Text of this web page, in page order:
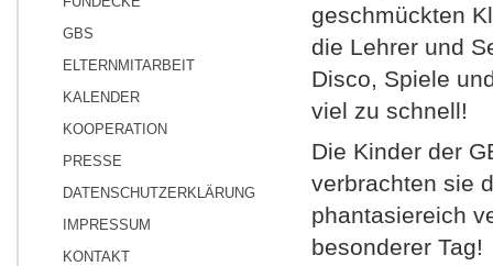
GBS
ELTERNMITARBEIT
KALENDER
KOOPERATION
PRESSE
DATENSCHUTZERKLÄRUNG
IMPRESSUM
KONTAKT
geschmückten
die Lehrer und
Disco, Spiele
viel zu schnell!
Die Kinder der
verbrachten sie
phantasiereich
besonderer Tag!